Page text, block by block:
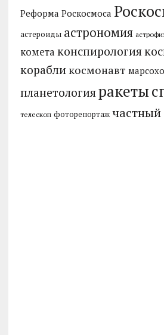
Реформа Роскосмоса
астероиды астрономия
комета конспирология
корабликосмонавт
планетологияракеты
телескоп фоторепортаж